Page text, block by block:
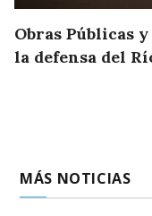
Obras Públicas
la defensa del
MÁS NOTICIAS